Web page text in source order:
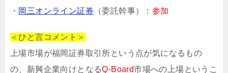
・ 岡三オンライン証券 （委託幹事）： 参加
＜ひと言コメント＞
上場市場が福岡証券取引所という点が気になるもの
の、新興企業向けとなるQ-Board市場への上場というこ